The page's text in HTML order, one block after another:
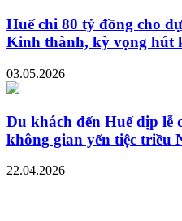
Huế chi 80 tỷ đồng cho
Kinh thành, kỳ vọng hút
03.05.2026
Du khách đến Huế dịp lễ
không gian yến tiệc triều
22.04.2026